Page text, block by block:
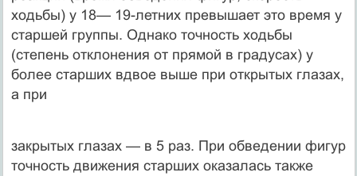
ходьбы) у 18— 19-летних превышает это время у
старшей группы. Однако точность ходьбы
(степень отклонения от прямой в градусах) у
более старших вдвое выше при открытых глазах,
а при
закрытых глазах — в 5 раз. При обведении фигур
точность движения старших оказалась также